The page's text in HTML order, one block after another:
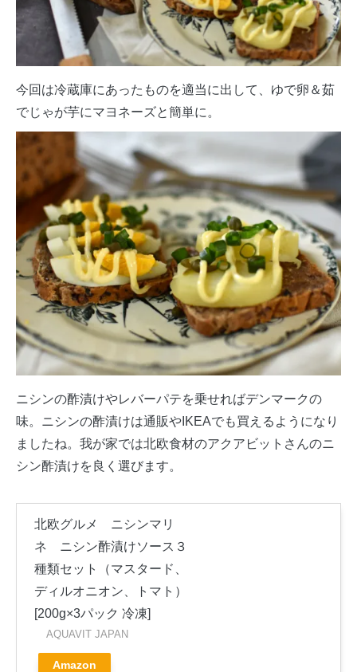
今回は冷蔵庫にあったものを適当に出して、ゆで卵＆茹
でじゃが芋にマヨネーズと簡単に。
ニシンの酢漬けやレバーパテを乗せればデンマークの
味。ニシンの酢漬けは通販やIKEAでも買えるようになり
ましたね。我が家では北欧食材のアクアビットさんのニ
シン酢漬けを良く選びます。
北欧グルメ ニシンマリ
ネ ニシン酢漬けソース３
種類セット（マスタード、
ディルオニオン、トマト）
[200g×3パック 冷凍]
AQUAVIT JAPAN
Amazon